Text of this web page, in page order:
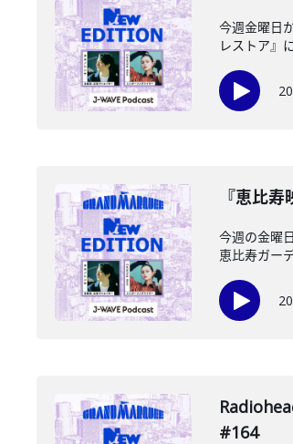
今週金曜日
レストア』
『恵比
今週の金曜
恵比寿ガー
#164